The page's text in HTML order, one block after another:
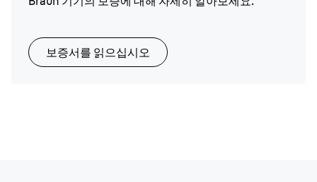
보증서를 읽으십시오